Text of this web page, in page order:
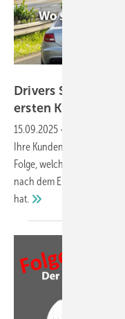
Drivers Seat 34:
ersten Klick zur
15.09.2025 -
Ihre Kunden begeistern.
Folge, welche Touchpoints
nach dem Einbau Wunder
hat.